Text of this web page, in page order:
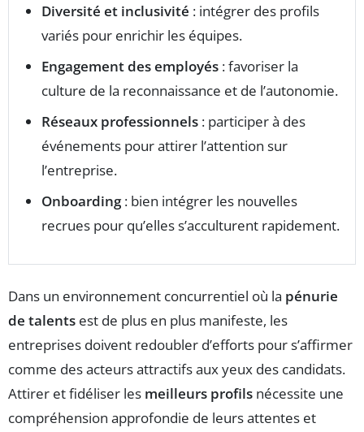
Diversité et inclusivité : intégrer des profils
variés pour enrichir les équipes.
Engagement des employés : favoriser la
culture de la reconnaissance et de l’autonomie.
Réseaux professionnels : participer à des
événements pour attirer l’attention sur
l’entreprise.
Onboarding: bien intégrer les nouvelles
recrues pour qu’elles s’acculturent rapidement.
Dans un environnement concurrentiel où la pénurie
de talents est de plus en plus manifeste, les
entreprises doivent redoubler d’efforts pour s’affirmer
comme des acteurs attractifs aux yeux des candidats.
Attirer et fidéliser les meilleurs profils nécessite une
compréhension approfondie de leurs attentes et